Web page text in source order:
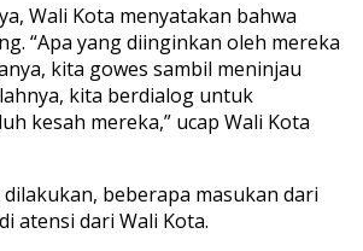
Wali Kota menyatakan bahwa
“Apa yang diinginkan oleh mereka
kita gowes sambil meninjau
kita berdialog untuk
kesah mereka,” ucap Wali Kota
beberapa masukan dari
atensi dari Wali Kota.